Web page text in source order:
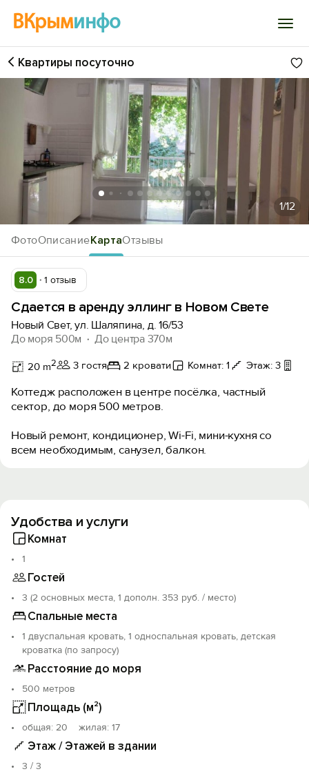
ВКрыминфо
Войти
История просмотра
Добавить свой объект
ФотоОписаниеКартаОтзывы
Квартиры посуточно
1/12
8.0 1 отзыв
Сдается в аренду эллинг в Новом Свете
Новый Свет, ул. Шаляпина, д. 16/53
До моря 500м
До центра 370м
20 m2 3 гостя 2 кровати Комнат: 1 Этаж: 3
Коттедж расположен в центре посёлка, частный
сектор, до моря 500 метров.
Новый ремонт, кондиционер, Wi-Fi, мини-кухня со
всем необходимым, санузел, балкон.
Удобства и услуги
Комнат
1
Гостей
3 (2 основных места, 1 дополн. 353 руб. / место)
Спальные места
1 двуспальная кровать, 1 односпальная кровать, детская
кроватка (по запросу)
Расстояние до моря
500 метров
Площадь (м²)
oбщая: 20 жилая: 17
Этаж / Этажей в здании
3 / 3